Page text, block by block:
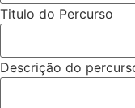
Titulo do Percurso
Descrição do